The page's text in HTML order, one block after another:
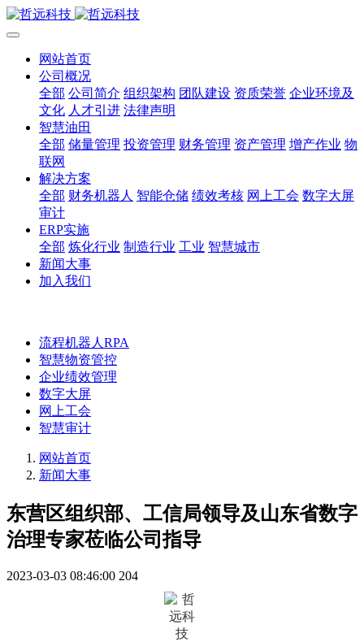
网站首页
公司概况
全部 公司简介 组织架构 团队建设 资质荣誉 企业环境及
文化 人才引进 法律声明
智慧油田
全部 储量管理 投资管理 财务管理 资产管理 增产作业 物
联网
解决方案
全部 财务机器人 智能仓储 绩效考核 网上工会 数字大屏
审计
ERP实施
全部 炼化行业 制造行业 工业 智慧城市
新闻大事
加入我们
流程机器人RPA
智慧物资管控
企业绩效管理
数字大屏
网上工会
智慧审计
网站首页
新闻大事
东营区组织部、工信局领导及山东省数字
治理专家莅临公司指导
2023-03-03 08:46:00 204